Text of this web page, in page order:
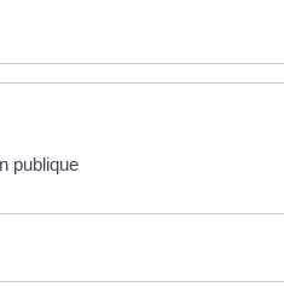
publique